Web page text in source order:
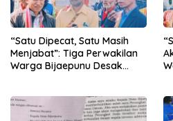
“Satu Dipecat, Satu Masih
Menjabat”: Tiga Perwakilan
Warga Bijaepunu Desak